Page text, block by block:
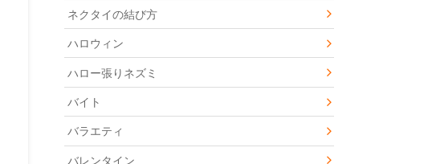
ネクタイの結び方
ハロウィン
ハロー張りネズミ
バイト
バラエティ
バレンタイン